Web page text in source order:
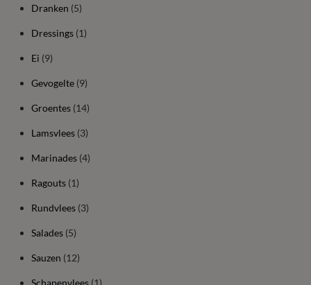
Dranken (5)
Dressings (1)
Ei (9)
Gevogelte (9)
Groentes (14)
Lamsvlees (3)
Marinades (4)
Ragouts (1)
Rundvlees (3)
Salades (5)
Sauzen (12)